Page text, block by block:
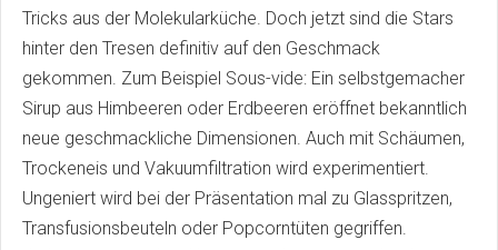
Tricks aus der Molekularküche. Doch jetzt sind die Stars
hinter den Tresen definitiv auf den Geschmack
gekommen. Zum Beispiel Sous-vide: Ein selbstgemacher
Sirup aus Himbeeren oder Erdbeeren eröffnet bekanntlich
neue geschmackliche Dimensionen. Auch mit Schäumen,
Trockeneis und Vakuumfiltration wird experimentiert.
Ungeniert wird bei der Präsentation mal zu Glasspritzen,
Transfusionsbeuteln oder Popcorntüten gegriffen.